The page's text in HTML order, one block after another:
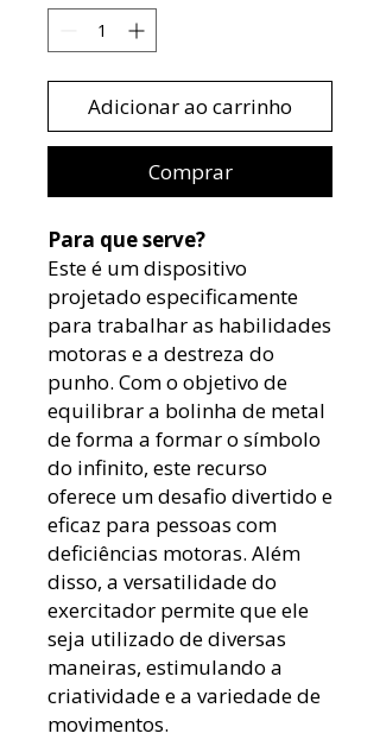
Adicionar ao carrinho
Comprar
Para que serve?
Este é um dispositivo
projetado especificamente
para trabalhar as habilidades
motoras e a destreza do
punho. Com o objetivo de
equilibrar a bolinha de metal
de forma a formar o símbolo
do infinito, este recurso
oferece um desafio divertido e
eficaz para pessoas com
deficiências motoras. Além
disso, a versatilidade do
exercitador permite que ele
seja utilizado de diversas
maneiras, estimulando a
criatividade e a variedade de
movimentos.